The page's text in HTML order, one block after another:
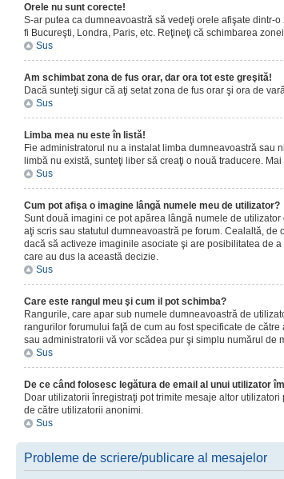
Orele nu sunt corecte!
S-ar putea ca dumneavoastră să vedeţi orele afişate dintr-
fi Bucureşti, Londra, Paris, etc. Reţineţi că schimbarea
Sus
Am schimbat zona de fus orar, dar ora tot este greşită!
Dacă sunteţi sigur că aţi setat zona de fus orar şi ora de
Sus
Limba mea nu este în listă!
Fie administratorul nu a instalat limba dumneavoastră sau
limbă nu există, sunteţi liber să creaţi o nouă traducere.
Sus
Cum pot afişa o imagine lângă numele meu de utilizator?
Sunt două imagini ce pot apărea lângă numele de
aţi scris sau statutul dumneavoastră pe forum. Cealaltă,
dacă să activeze imaginile asociate şi are posibilitatea de
care au dus la această decizie.
Sus
Care este rangul meu şi cum il pot schimba?
Rangurile, care apar sub numele dumneavoastră de
rangurilor forumului faţă de cum au fost specificate de
sau administratorii vă vor scădea pur şi simplu numărul de
Sus
De ce când folosesc legătura de email al unui utilizator
Doar utilizatorii înregistraţi pot trimite mesaje altor
de către utilizatorii anonimi.
Sus
Probleme de scriere/publicare al mesajelor